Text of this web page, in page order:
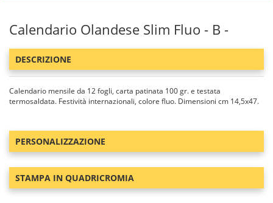
Calendario Olandese Slim Fluo - B -
DESCRIZIONE
Calendario mensile da 12 fogli, carta patinata 100 gr. e testata
termosaldata. Festività internazionali, colore fluo. Dimensioni cm 14,5x47.
PERSONALIZZAZIONE
STAMPA IN QUADRICROMIA